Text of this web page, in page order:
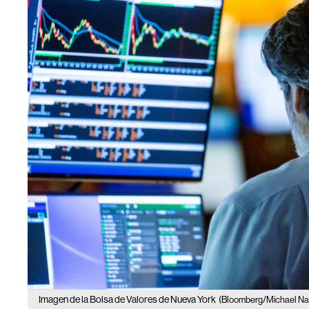
Imagen de la Bolsa de Valores de Nueva York (Bloomberg/Michael